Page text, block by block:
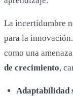
La incertidumbre
para la
como una
de crecimiento,
Adaptabilidad